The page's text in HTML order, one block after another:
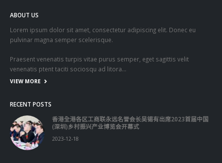
ABOUT US
Lorem ipsum dolor sit amet, consectetur adipiscing elit. Donec eu
pulvinar magna semper scelerisque.
Praesent venenatis turpis vitae purus semper, eget sagittis velit
venenatis ptent taciti sociosqu ad litora…
VIEW MORE
RECENT POSTS
香港全港各区工商联永远名誉会长吴锡有出席2023首届中国
(深圳)乡村振兴产业博览会开幕式
2023-12-18